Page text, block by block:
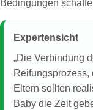
Bedingungen
Expertensicht
„Die Verbindung
Eltern sollten
Baby die Zeit